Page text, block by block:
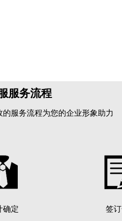
服务流程
服务流程为您的企业形象助力
确定 签